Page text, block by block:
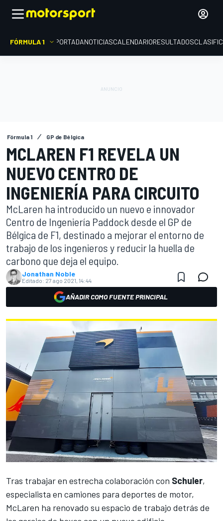
FÓRMULA 1 PORTADANOTICIASCALENDARIORESULTADOS
Fórmula 1 GP de Bélgica
MCLAREN F1 REVELA UN
NUEVO CENTRO DE
INGENIERÍA PARA CIRCUITO
McLaren ha introducido un nuevo e innovador
Centro de Ingeniería Paddock desde el GP de
Bélgica de F1, destinado a mejorar el entorno de
trabajo de los ingenieros y reducir la huella de
carbono que deja el equipo.
Jonathan Noble
Editado: 27 ago 2021, 14:44
AÑADIR COMO FUENTE PRINCIPAL
Tras trabajar en estrecha colaboración con Schuler,
especialista en camiones para deportes de motor,
McLaren ha renovado su espacio de trabajo detrás de